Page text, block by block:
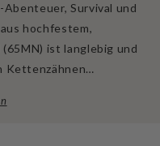
Survival und
hochfestem,
ist langlebig und
Kettenzähnen…